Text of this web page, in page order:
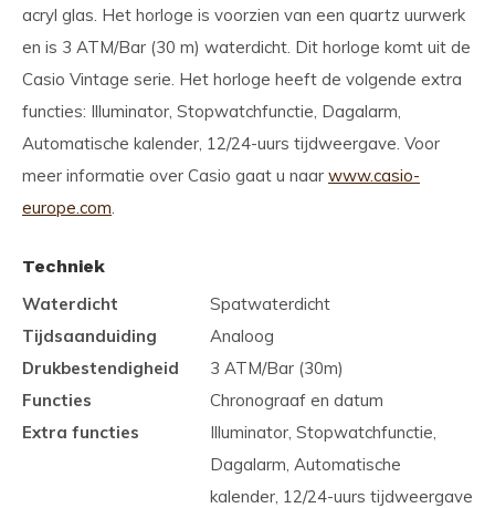
acryl glas. Het horloge is voorzien van een quartz uurwerk
en is 3 ATM/Bar (30 m) waterdicht. Dit horloge komt uit de
Casio Vintage serie. Het horloge heeft de volgende extra
functies: Illuminator, Stopwatchfunctie, Dagalarm,
Automatische kalender, 12/24-uurs tijdweergave. Voor
meer informatie over Casio gaat u naar www.casio-
europe.com.
Techniek
Waterdicht
Spatwaterdicht
Tijdsaanduiding
Analoog
Drukbestendigheid
3 ATM/Bar (30m)
Functies
Chronograaf en datum
Extra functies
Illuminator, Stopwatchfunctie,
Dagalarm, Automatische
kalender, 12/24-uurs tijdweergave